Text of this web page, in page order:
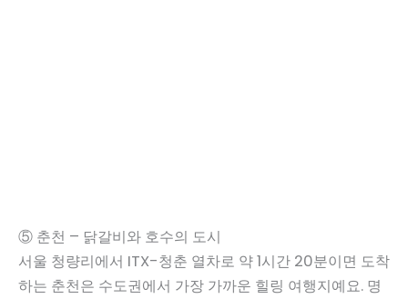
⑤ 춘천 – 닭갈비와 호수의 도시
서울 청량리에서 ITX-청춘 열차로 약 1시간 20분이면 도착
하는 춘천은 수도권에서 가장 가까운 힐링 여행지예요. 명